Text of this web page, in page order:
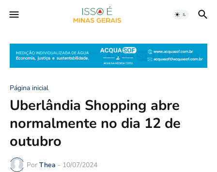
Página inicial
Uberlândia Shopping abre
normalmente no dia 12 de
outubro
Por Thea - 10/07/2024